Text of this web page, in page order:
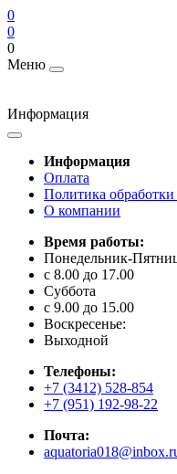
0
0
0
Меню
Информация
Информация
Оплата
Политика
О компании
Время работы:
Понедельник-
с 8.00 до 17.00
Суббота
с 9.00 до 15.00
Воскресенье:
Выходной
Телефоны:
+7 (3412) 528-854
+7 (951) 192-98-22
Почта: